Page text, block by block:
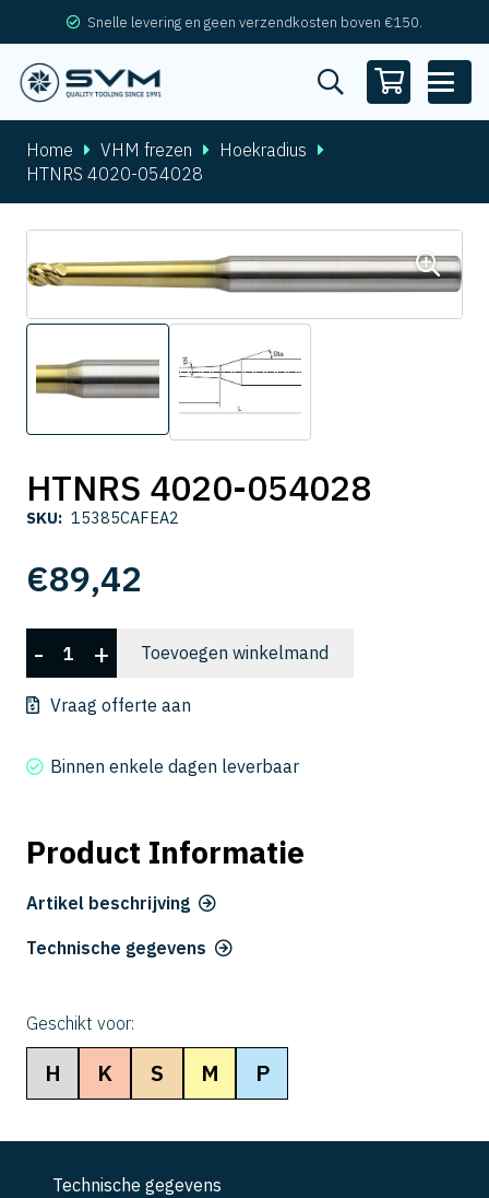
Snelle levering en geen verzendkosten boven €150.
Home VHM frezen
Hoekradius
HTNRS 4020-054028
HTNRS 4020-054028
SKU: 15385CAFEA2
€89,42
HTNRS
4020-
054028
- + Toevoegen winkelmand
Vraag offerte aan
Binnen enkele dagen leverbaar
Product Informatie
Artikel beschrijving
Technische gegevens
Geschikt voor:
H K S M P
Technische gegevens